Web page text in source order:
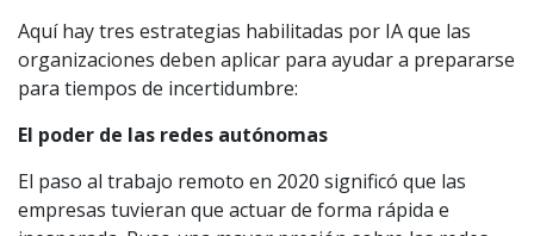
Aquí hay tres estrategias habilitadas por IA que las
organizaciones deben aplicar para ayudar a prepararse
para tiempos de incertidumbre:
El poder de las redes autónomas
El paso al trabajo remoto en 2020 significó que las
empresas tuvieran que actuar de forma rápida e